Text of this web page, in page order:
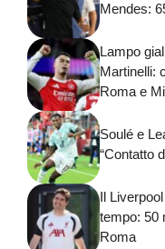
Mendes:
Lampo
Martinelli:
Roma e
Soulé e
“Contatto
Il
tempo: 50
Roma